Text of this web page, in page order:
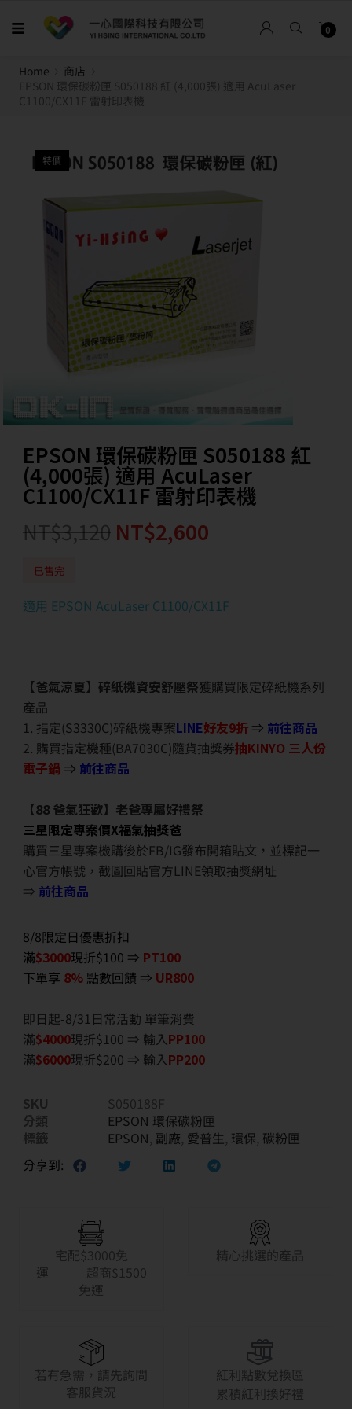
0
Home
商店
EPSON 環保碳粉匣 S050188 紅 (4,000張) 適用 AcuLaser
C1100/CX11F 雷射印表機
特價
EPSON 環保碳粉匣 S050188 紅
(4,000張) 適用 AcuLaser
C1100/CX11F 雷射印表機
NT$3,120 NT$2,600
已售完
適用 EPSON AcuLaser C1100/CX11F
【爸氣涼夏】碎紙機資安舒壓祭獲購買限定碎紙機系列
產品
1. 指定(S3330C)碎紙機專案LINE好友9折 ⇒ 前往商品
2. 購買指定機種(BA7030C)隨貨抽獎券抽KINYO 三人份
電子鍋 ⇒ 前往商品
【88 爸氣狂歡】老爸專屬好禮祭
三星限定專案價X福氣抽獎爸
購買三星專案機購後於FB/IG發布開箱貼文，並標記一
心官方帳號，截圖回貼官方LINE領取抽獎網址
⇒ 前往商品
8/8限定日優惠折扣
滿$3000現折$100 ⇒ PT100
下單享 8% 點數回饋 ⇒ UR800
即日起-8/31日常活動 單筆消費
滿$4000現折$100 ⇒ 輸入PP100
滿$6000現折$200 ⇒ 輸入PP200
SKU
S050188F
分類
EPSON 環保碳粉匣
標籤
EPSON, 副廠, 愛普生, 環保, 碳粉匣
分享到:
宅配$3000免
運 超商$1500
免運
精心挑選的產品
若有急需，請先詢問
客服貨況
紅利點數兌換區
累積紅利換好禮